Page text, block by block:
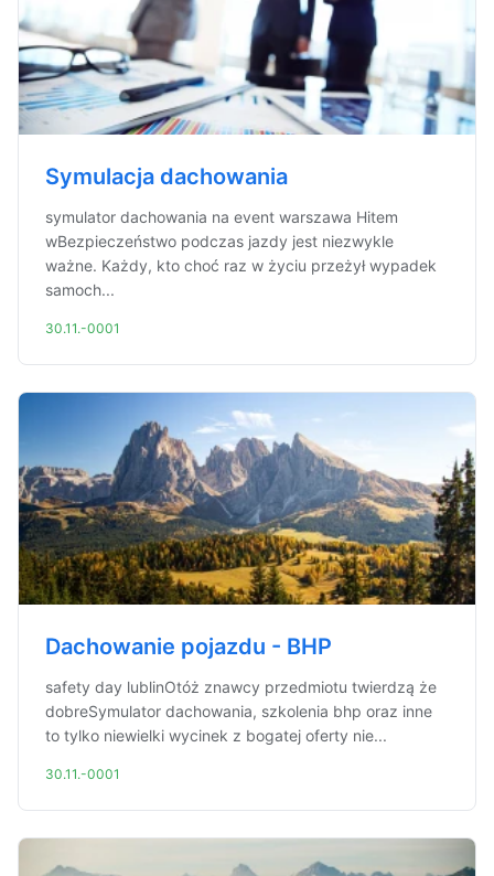
Symulacja dachowania
symulator dachowania na event warszawa Hitem
wBezpieczeństwo podczas jazdy jest niezwykle
ważne. Każdy, kto choć raz w życiu przeżył wypadek
samoch...
30.11.-0001
Dachowanie pojazdu - BHP
safety day lublinOtóż znawcy przedmiotu twierdzą że
dobreSymulator dachowania, szkolenia bhp oraz inne
to tylko niewielki wycinek z bogatej oferty nie...
30.11.-0001